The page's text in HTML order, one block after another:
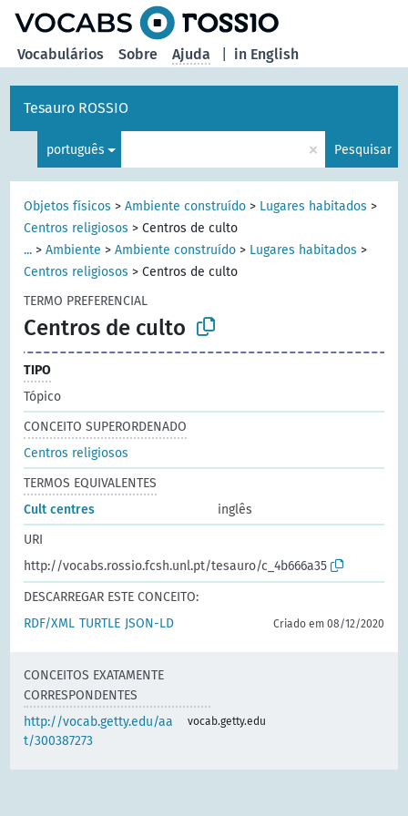
in English
Vocabulários Sobre Ajuda
Tesauro ROSSIO
português × Pesquisar
Objetos físicos >Ambiente construído > Lugares habitados >
Centros religiosos >Centros de culto
... >Ambiente >Ambiente construído > Lugares habitados >
Centros religiosos >Centros de culto
TERMO PREFERENCIAL
Centros de culto
TIPO
Tópico
CONCEITO SUPERORDENADO
Centros religiosos
TERMOS EQUIVALENTES
Cult centres
inglês
URI
http://vocabs.rossio.fcsh.unl.pt/tesauro/c_4b666a35
DESCARREGAR ESTE CONCEITO:
RDF/XML TURTLE JSON-LD Criado em 08/12/2020
CONCEITOS EXATAMENTE
CORRESPONDENTES
http://vocab.getty.edu/aa
t/300387273
vocab.getty.edu